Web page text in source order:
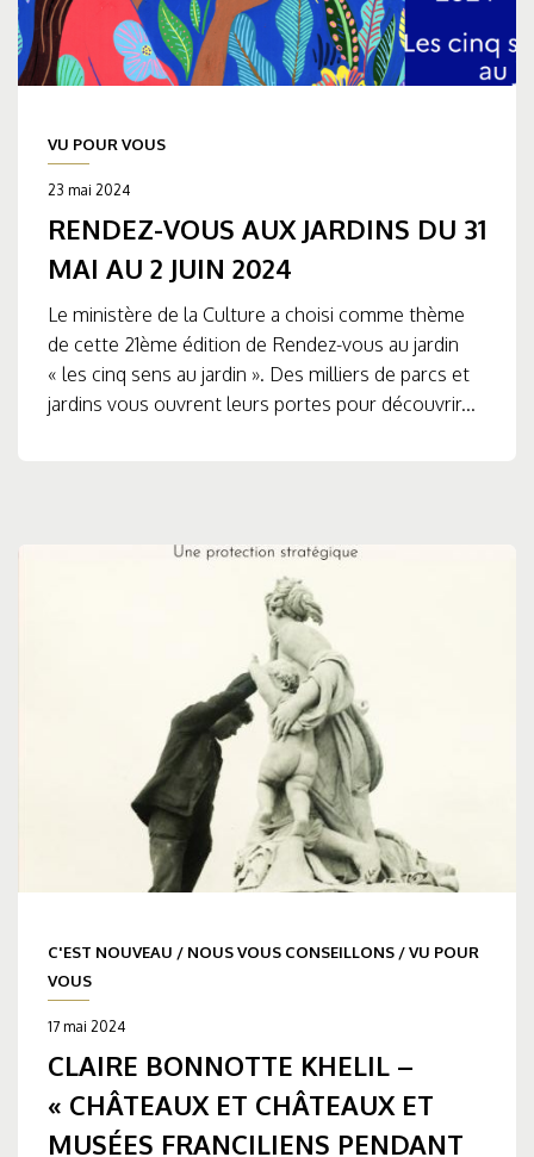
VU POUR VOUS
23 mai 2024
RENDEZ-VOUS AUX JARDINS DU 31
MAI AU 2 JUIN 2024
Le ministère de la Culture a choisi comme thème
de cette 21ème édition de Rendez-vous au jardin
« les cinq sens au jardin ». Des milliers de parcs et
jardins vous ouvrent leurs portes pour découvrir...
C'EST NOUVEAU / NOUS VOUS CONSEILLONS /VU POUR
VOUS
17 mai 2024
CLAIRE BONNOTTE KHELIL –
« CHÂTEAUX ET CHÂTEAUX ET
MUSÉES FRANCILIENS PENDANT